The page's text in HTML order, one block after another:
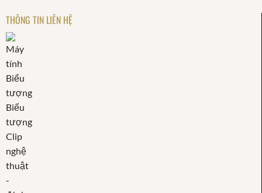
THÔNG TIN LIÊN HỆ